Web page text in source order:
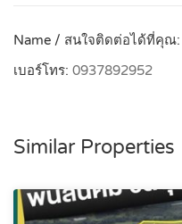
Name / สนใจติดต่อได้ที่คุณ:
เบอร์โทร: 0937892952
Similar Properties